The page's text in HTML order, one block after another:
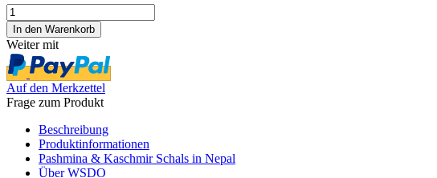
Weiter mit
Auf den Merkzettel
Frage zum Produkt
Beschreibung
Produktinformationen
Pashmina & Kaschmir Schals in Nepal
Über WSDO